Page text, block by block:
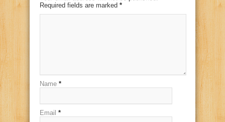
Required fields are marked *
Name *
Email *